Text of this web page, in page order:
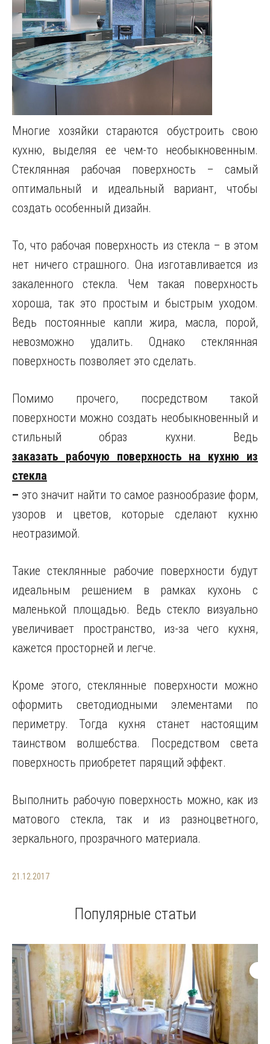
Многие хозяйки стараются обустроить свою
кухню, выделяя ее чем-то необыкновенным.
Стеклянная рабочая поверхность – самый
оптимальный и идеальный вариант, чтобы
создать особенный дизайн.
То, что рабочая поверхность из стекла – в этом
нет ничего страшного. Она изготавливается из
закаленного стекла. Чем такая поверхность
хороша, так это простым и быстрым уходом.
Ведь постоянные капли жира, масла, порой,
невозможно удалить. Однако стеклянная
поверхность позволяет это сделать.
Помимо прочего, посредством такой
поверхности можно создать необыкновенный и
стильный образ кухни. Ведь
заказать рабочую поверхность на кухню из
стекла
– это значит найти то самое разнообразие форм,
узоров и цветов, которые сделают кухню
неотразимой.
Такие стеклянные рабочие поверхности будут
идеальным решением в рамках кухонь с
маленькой площадью. Ведь стекло визуально
увеличивает пространство, из-за чего кухня,
кажется просторней и легче.
Кроме этого, стеклянные поверхности можно
оформить светодиодными элементами по
периметру. Тогда кухня станет настоящим
таинством волшебства. Посредством света
поверхность приобретет парящий эффект.
Выполнить рабочую поверхность можно, как из
матового стекла, так и из разноцветного,
зеркального, прозрачного материала.
21.12.2017
Популярные статьи